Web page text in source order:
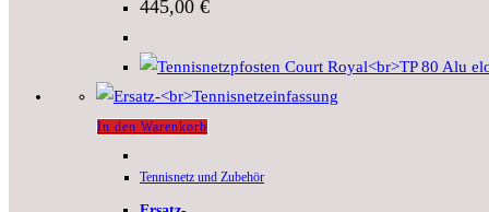
445,00 €
In den Warenkorb
Tennisnetz und Zubehör